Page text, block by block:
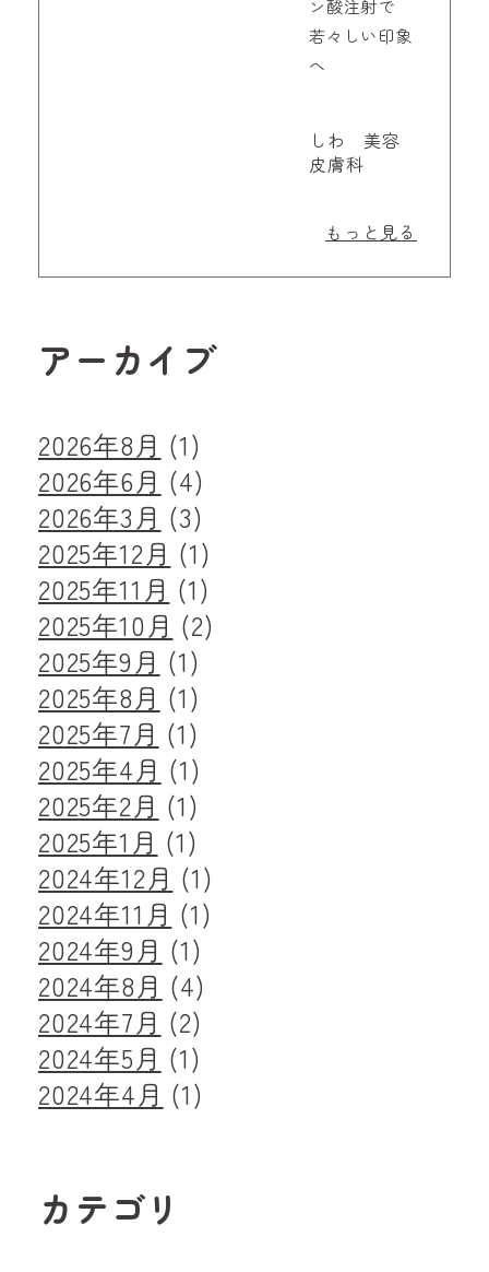
ン酸注射で
若々しい印象
へ
しわ 美容
皮膚科
もっと見る
アーカイブ
2026年8月 (1)
2026年6月 (4)
2026年3月 (3)
2025年12月 (1)
2025年11月 (1)
2025年10月 (2)
2025年9月 (1)
2025年8月 (1)
2025年7月 (1)
2025年4月 (1)
2025年2月 (1)
2025年1月 (1)
2024年12月 (1)
2024年11月 (1)
2024年9月 (1)
2024年8月 (4)
2024年7月 (2)
2024年5月 (1)
2024年4月 (1)
カテゴリ